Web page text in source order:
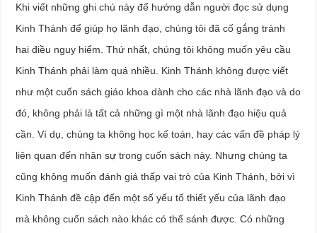
Khi viết những ghi chú này để hướng dẫn người đọc sử dụng
Kinh Thánh để giúp họ lãnh đạo, chúng tôi đã cố gắng tránh
hai điều nguy hiểm. Thứ nhất, chúng tôi không muốn yêu cầu
Kinh Thánh phải làm quá nhiều. Kinh Thánh không được viết
như một cuốn sách giáo khoa dành cho các nhà lãnh đạo và do
đó, không phải là tất cả những gì một nhà lãnh đạo hiệu quả
cần. Ví dụ, chúng ta không học kế toán, hay các vấn đề pháp lý
liên quan đến nhân sự trong cuốn sách này. Nhưng chúng ta
cũng không muốn đánh giá thấp vai trò của Kinh Thánh, bởi vì
Kinh Thánh đề cập đến một số yếu tố thiết yếu của lãnh đạo
mà không cuốn sách nào khác có thể sánh được. Có những